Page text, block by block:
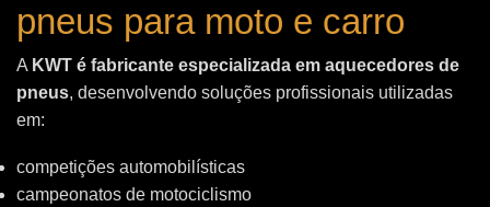
pneus para moto e carro
A KWT é fabricante especializada em aquecedores de
pneus, desenvolvendo soluções profissionais utilizadas
em:
competições automobilísticas
campeonatos de motociclismo